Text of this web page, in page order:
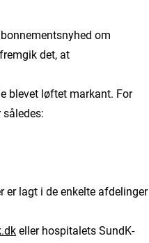
om
det, at
blevet løftet markant. For
er lagt i de enkelte afdelinger
eller hospitalets SundK-